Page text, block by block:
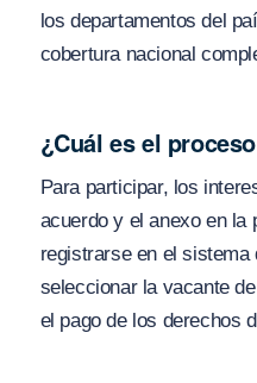
los departamentos del
cobertura nacional
¿Cuál es el
Para participar, los
acuerdo y el anexo en la
registrarse en el sistema
seleccionar la vacante
el pago de los derechos